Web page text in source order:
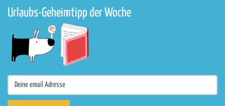
Urlaubs-Geheimtipp der Woche